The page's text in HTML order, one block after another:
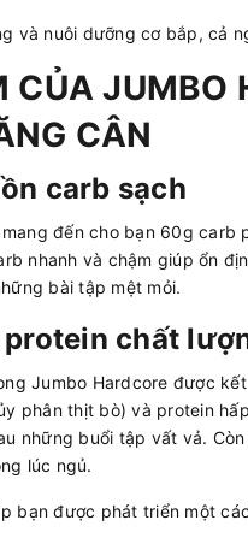
và nuôi dưỡng cơ bắp, cả
CỦA JUMBO
CÂN
carb sạch
đến cho bạn 60g
nhanh và chậm giúp ổn
bài tập mệt mỏi.
protein chất
Jumbo Hardcore được
phân thịt bò) và protein
những buổi tập vất vả.
lúc ngủ.
bạn được phát triển một